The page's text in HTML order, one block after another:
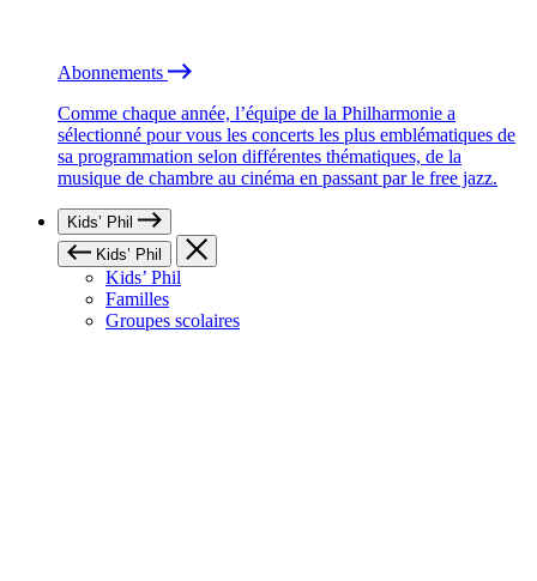
Abonnements
Comme chaque année, l’équipe de la Philharmonie a
sélectionné pour vous les concerts les plus emblématiques de
sa programmation selon différentes thématiques, de la
musique de chambre au cinéma en passant par le free jazz.
Kids’ Phil
Kids’ Phil
Kids’ Phil
Familles
Groupes scolaires